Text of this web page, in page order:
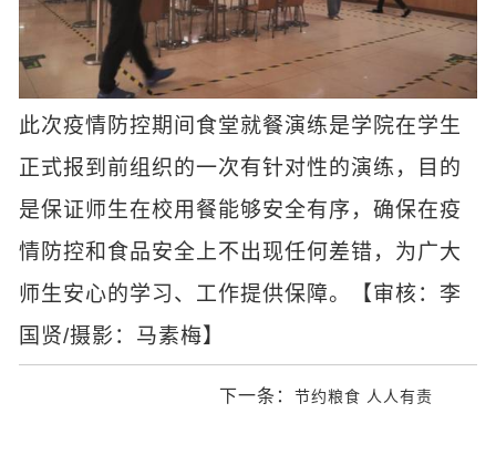
此次疫情防控期间食堂就餐演练是学院在学生
正式报到前组织的一次有针对性的演练，目的
是保证师生在校用餐能够安全有序，确保在疫
情防控和食品安全上不出现任何差错，为广大
师生安心的学习、工作提供保障。【审核：李
国贤/摄影：马素梅】
下一条： 节约粮食 人人有责